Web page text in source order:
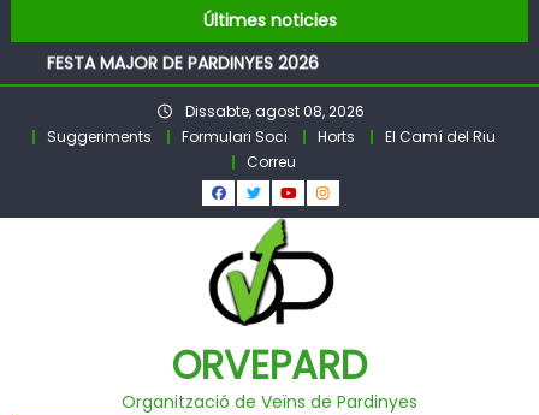
to
content
Últimes noticies
BALL DE FESTA MAJOR
FESTA MAJOR DE PARDINYES 2026
Pubilles i Hereus 2026
Llibre Pardinyes 1860 – 2025
Pubilles i Hereus – Festa Major PARDINYES 2026
BALL DE FESTA MAJOR
Dissabte, agost 08, 2026
Suggeriments
Formulari Soci Horts
El Camí del Riu
Correu
ORVEPARD
Organització de Veïns de Pardinyes